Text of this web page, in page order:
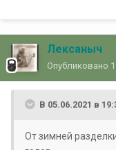
Лексаныч
Опубликовано
В 05.06.2021 в
От зимней